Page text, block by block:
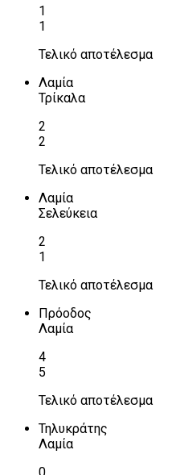
1
1
Τελικό αποτέλεσμα
Λαμία
Τρίκαλα
2
2
Τελικό αποτέλεσμα
Λαμία
Σελεύκεια
2
1
Τελικό αποτέλεσμα
Πρόοδος
Λαμία
4
5
Τελικό αποτέλεσμα
Τηλυκράτης
Λαμία